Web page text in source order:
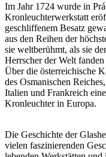
Im Jahr 1724 wurde in
Kronleuchterwerkstatt
geschliffenem Besatz
aus den Reihen der
sie weltberühmt, als sie
Herrscher der Welt
Über die österreichische
des Osmanischen
Italien und Frankreich
Kronleuchter in Europa.
Die Geschichte der
vielen faszinierenden